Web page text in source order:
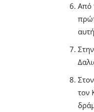
Από
τον